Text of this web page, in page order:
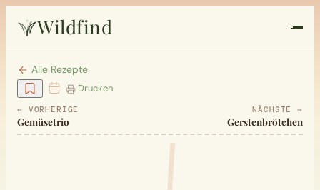
Wildfind
Startseite
Pflanzen
Alle Rezepte
Drucken
← VORHERIGE
Gemüsetrio
NÄCHSTE →
Gerstenbrötchen